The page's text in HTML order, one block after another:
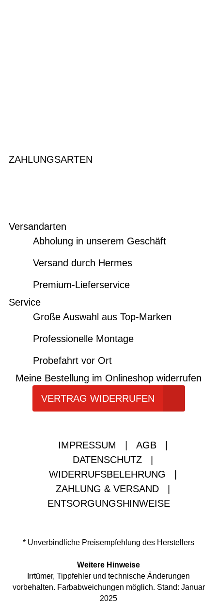
ZAHLUNGSARTEN
Versandarten
Abholung in unserem Geschäft
Versand durch Hermes
Premium-Lieferservice
Service
Große Auswahl aus Top-Marken
Professionelle Montage
Probefahrt vor Ort
Meine Bestellung im Onlineshop widerrufen
VERTRAG WIDERRUFEN
IMPRESSUM AGB
DATENSCHUTZ
WIDERRUFSBELEHRUNG
ZAHLUNG & VERSAND
ENTSORGUNGSHINWEISE
* Unverbindliche Preisempfehlung des Herstellers
Weitere Hinweise
Irrtümer, Tippfehler und technische Änderungen
vorbehalten. Farbabweichungen möglich. Stand: Januar
2025